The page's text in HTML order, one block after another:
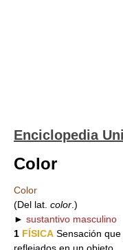
Enciclopedia
Color
Color
(Del lat. color .)
► sustantivo masculino
1 FÍSICA Sensación